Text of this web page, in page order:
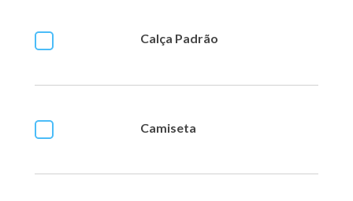
Calça Padrão
Camiseta